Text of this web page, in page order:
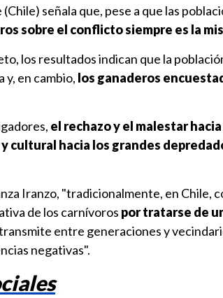
señala que, pese a que las
sobre el conflicto siempre es la
los resultados indican que la
y, en cambio, los ganaderos
el rechazo y el malestar
cultural hacia los grandes
Iranzo, "tradicionalmente, en Chile,
de los carnívoros por tratarse de
entre generaciones y
negativas".